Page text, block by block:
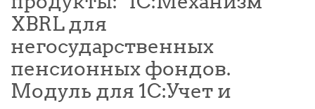
XBRL для
негосударственных
пенсионных фондов.
Модуль для 1С:Учет и